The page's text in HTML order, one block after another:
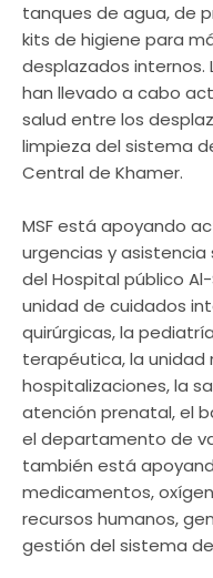
tanques de agua, de
kits de higiene para
desplazados internos.
han llevado a cabo
salud entre los
limpieza del sistema
Central de Khamer.
MSF está apoyando
urgencias y
del Hospital público
unidad de cuidados
quirúrgicas, la
terapéutica, la unidad
hospitalizaciones, la
atención prenatal, el
el departamento de
también está
medicamentos,
recursos humanos,
gestión del sistema